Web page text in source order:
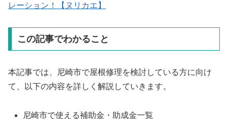
レーション！【ヌリカエ】
この記事でわかること
本記事では、尼崎市で屋根修理を検討している方に向け
て、以下の内容を詳しく解説していきます。
尼崎市で使える補助金・助成金一覧